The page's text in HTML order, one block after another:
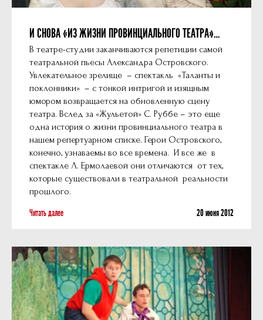
И СНОВА «ИЗ ЖИЗНИ ПРОВИНЦИАЛЬНОГО ТЕАТРА»…
В театре-студии заканчиваются репетиции самой
театральной пьесы Александра Островского.
Увлекательное зрелище – спектакль «Таланты и
поклонники» – с тонкой интригой и изящным
юмором возвращается на обновленную сцену
театра. Вслед за «Жульетой» С. Руббе – это еще
одна история о жизни провинциального театра в
нашем репертуарном списке. Герои Островского,
конечно, узнаваемы во все времена. И все же в
спектакле Л. Ермолаевой они отличаются от тех,
которые существовали в театральной реальности
прошлого.
Читать далее 20 июня 2012